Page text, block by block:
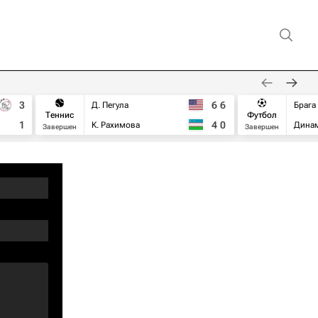
3
1
Теннис
Завершен
Д. Пегула
К. Рахимова
6 6
4 0
Футбол
Завершен
Брага